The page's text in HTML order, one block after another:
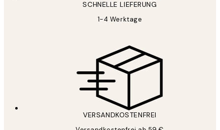
SCHNELLE LIEFERUNG
1-4 Werktage
VERSANDKOSTENFREI